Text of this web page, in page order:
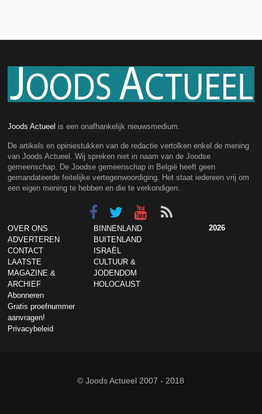
Joods Actueel is een onafhankelijk nieuwsmedium.
De artikels en opiniestukken van de redactie vertolken enkel de mening
van Joods Actueel. Wij spreken niet in naam van de Joodse
gemeenschap. De Joodse gemeenschap in België heeft geen
gemandateerde feitelijke vertegenwoordiging. Het staat iedereen vrij om
een eigen mening te hebben en die te verkondigen.
OVER ONS
ADVERTEREN
CONTACT
LAATSTE
MAGAZINE &
ARCHIEF
Abonneren
Gratis proefnummer
aanvragen!
Privacybeleid
BINNENLAND
BUITENLAND
ISRAËL
CULTUUR &
JODENDOM
HOLOCAUST
2026
© Joods Actueel 2007 - 2018